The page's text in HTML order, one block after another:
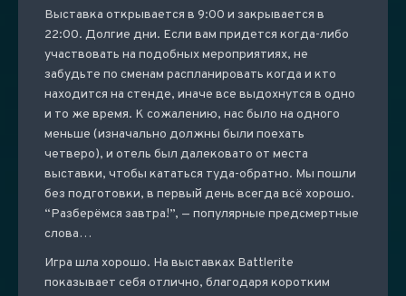
Выставка открывается в 9:00 и закрывается в
22:00. Долгие дни. Если вам придется когда-либо
участвовать на подобных мероприятиях, не
забудьте по сменам распланировать когда и кто
находится на стенде, иначе все выдохнутся в одно
и то же время. К сожалению, нас было на одного
меньше (изначально должны были поехать
четверо), и отель был далековато от места
выставки, чтобы кататься туда-обратно. Мы пошли
без подготовки, в первый день всегда всё хорошо.
“Разберёмся завтра!”, — популярные предсмертные
слова…
Игра шла хорошо. На выставках Battlerite
показывает себя отлично, благодаря коротким